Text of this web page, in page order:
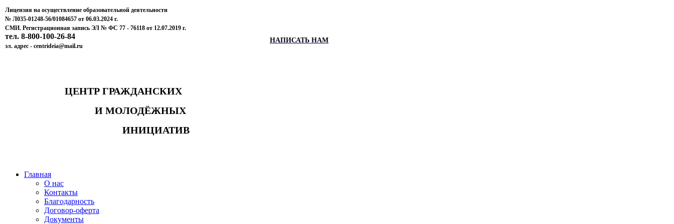
Лицензия на осуществление образовательной деятельности
№ Л035-01248-56/01084657 от 06.03.2024 г.
СМИ. Регистрационная запись ЭЛ № ФС 77 - 76118 от 12.07.2019 г.
тел. 8-800-100-26-84
эл. адрес - centrideia@mail.ru
НАПИСАТЬ НАМ
ЦЕНТР ГРАЖДАНСКИХ
И МОЛОДЁЖНЫХ
ИНИЦИАТИВ
Главная
О нас
Контакты
Благодарность
Договор-оферта
Документы